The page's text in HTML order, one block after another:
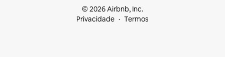
© 2026 Airbnb, Inc.
Privacidade
Termos